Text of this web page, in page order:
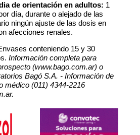
de orientación en adultos: 1
día, durante o alejado de las
ningún ajuste de las dosis en
afecciones renales.
conteniendo 15 y 30
Información completa para
(www.bago.com.ar) o
Bagó S.A. - Información de
médico (011) 4344-2216